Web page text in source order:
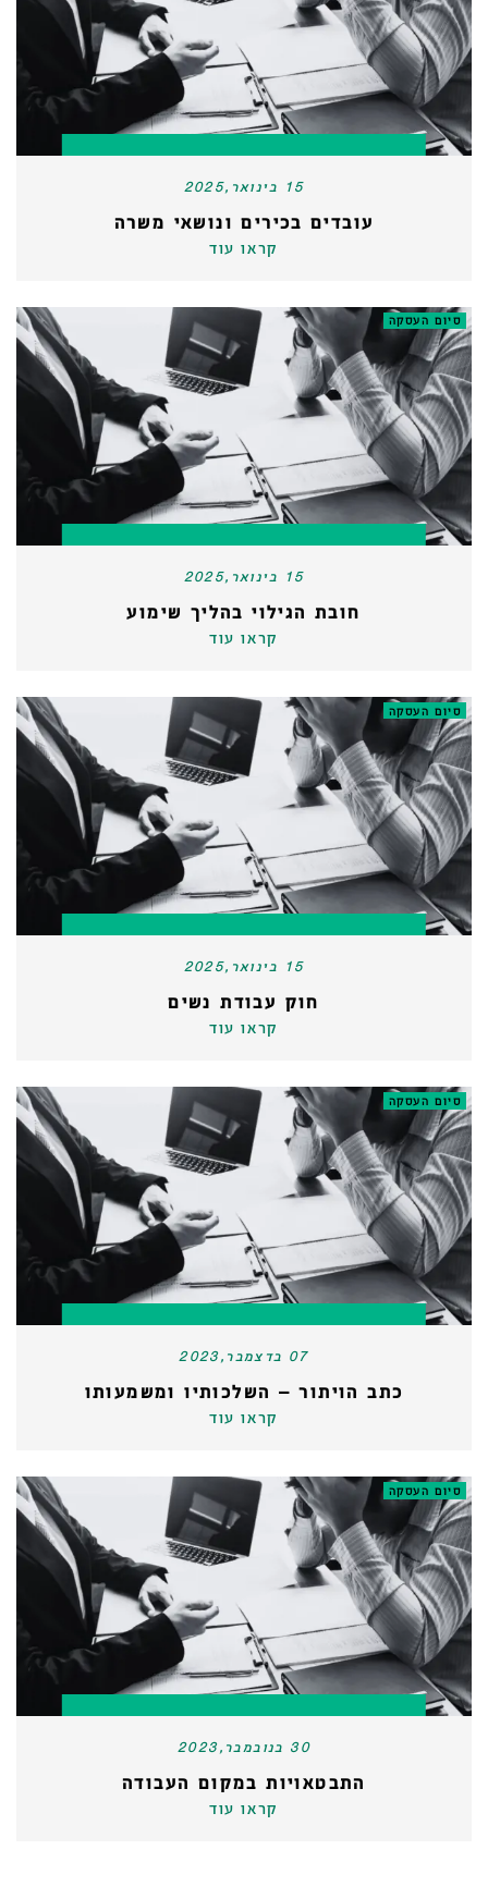
15 בינואר,2025
עובדים בכירים ונושאי משרה
קראו עוד
סיום העסקה
15 בינואר,2025
חובת הגילוי בהליך שימוע
קראו עוד
סיום העסקה
15 בינואר,2025
חוק עבודת נשים
קראו עוד
סיום העסקה
07 בדצמבר,2023
כתב הויתור – השלכותיו ומשמעותו
קראו עוד
סיום העסקה
30 בנובמבר,2023
התבטאויות במקום העבודה
קראו עוד